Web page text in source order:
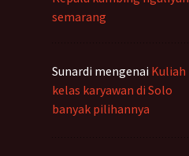
semarang
Sunardi mengenai Kuliah
kelas karyawan di Solo
banyak pilihannya